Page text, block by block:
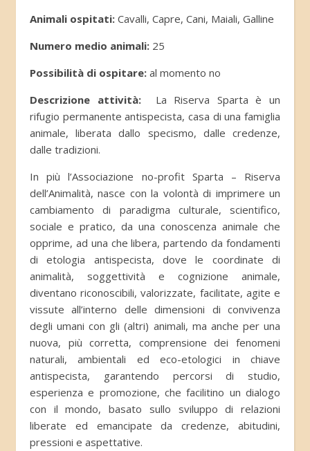
Animali ospitati: Cavalli, Capre, Cani, Maiali, Galline
Numero medio animali: 25
Possibilità di ospitare: al momento no
Descrizione attività: La Riserva Sparta è un
rifugio permanente antispecista, casa di una famiglia
animale, liberata dallo specismo, dalle credenze,
dalle tradizioni.
In più l’Associazione no-profit Sparta – Riserva
dell’Animalità, nasce con la volontà di imprimere un
cambiamento di paradigma culturale, scientifico,
sociale e pratico, da una conoscenza animale che
opprime, ad una che libera, partendo da fondamenti
di etologia antispecista, dove le coordinate di
animalità, soggettività e cognizione animale,
diventano riconoscibili, valorizzate, facilitate, agite e
vissute all’interno delle dimensioni di convivenza
degli umani con gli (altri) animali, ma anche per una
nuova, più corretta, comprensione dei fenomeni
naturali, ambientali ed eco-etologici in chiave
antispecista, garantendo percorsi di studio,
esperienza e promozione, che facilitino un dialogo
con il mondo, basato sullo sviluppo di relazioni
liberate ed emancipate da credenze, abitudini,
pressioni e aspettative.